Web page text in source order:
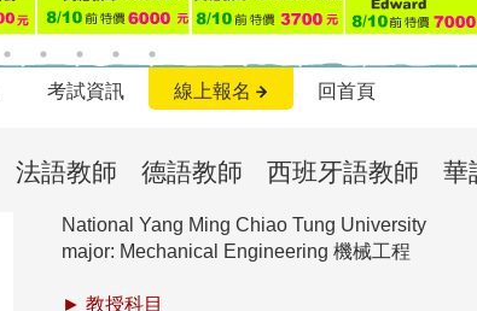
考試資訊 線上報名 回首頁
法語教師 德語教師 西班牙語教師 華
National Yang Ming Chiao Tung University
major: Mechanical Engineering 機械工程
► 教授科目